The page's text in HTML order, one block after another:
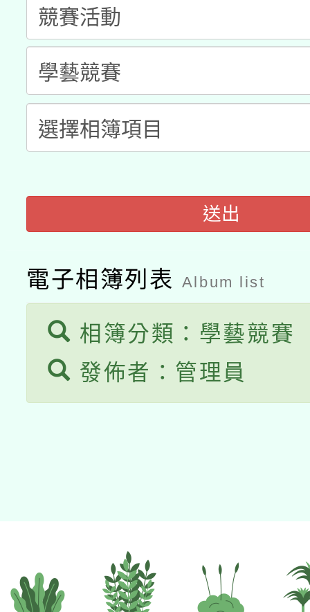
礎課程
A3數位素養講師名單
「數位內容與教學軟體
pilot」
有關大陸委員會函釋公
薪期間赴陸應申請許可
轉知經濟部水利署委託
用水績優單位及節水達
桃園市孔廟祈福系列
2026年桃園地景藝術
送出
電子相簿列表 Album list
相簿分類：學藝競賽
發佈者：管理員